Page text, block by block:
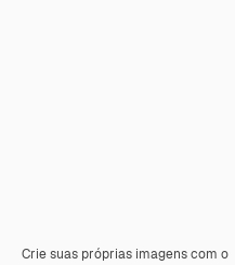
Crie suas próprias imagens com o